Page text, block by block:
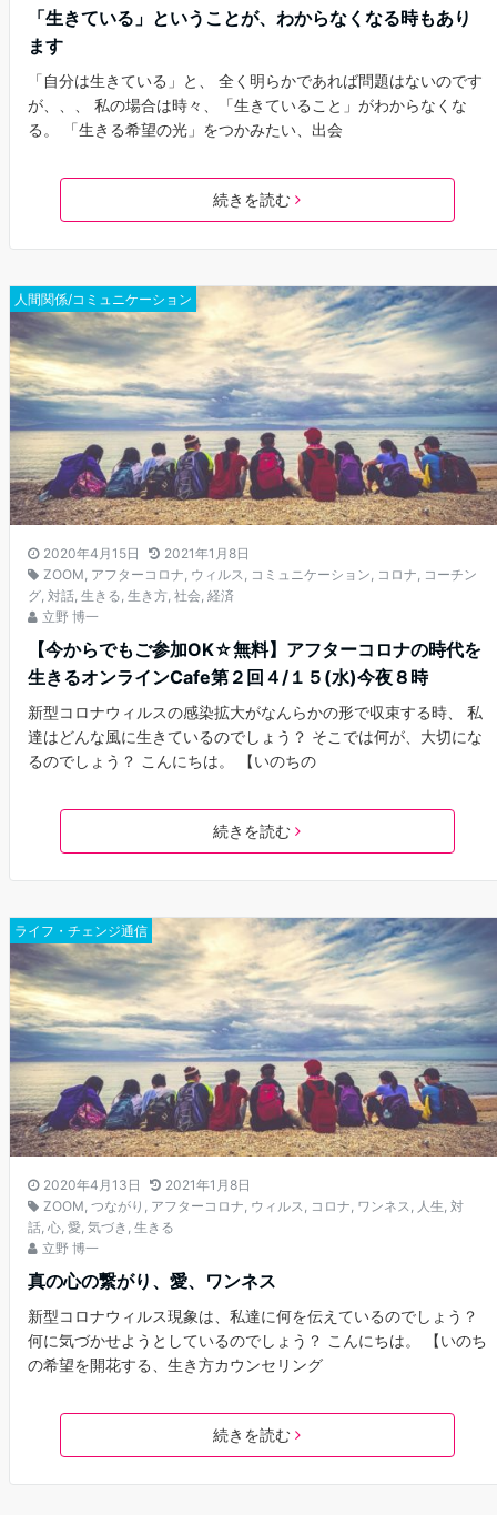
「生きている」ということが、わからなくなる時もあり
ます
「自分は生きている」と、 全く明らかであれば問題はないのです
が、、、 私の場合は時々、「生きていること」がわからなくな
る。 「生きる希望の光」をつかみたい、出会
続きを読む
人間関係/コミュニケーション
2020年4月15日
2021年1月8日
ZOOM アフターコロナ ウィルス コミュニケーション コロナ コーチン
グ 対話 生きる 生き方 社会 経済
立野 博一
【今からでもご参加OK☆無料】アフターコロナの時代を
生きるオンラインCafe第２回４/１５(水)今夜８時
新型コロナウィルスの感染拡大がなんらかの形で収束する時、 私
達はどんな風に生きているのでしょう？ そこでは何が、大切にな
るのでしょう？ こんにちは。 【いのちの
続きを読む
ライフ・チェンジ通信
2020年4月13日
2021年1月8日
ZOOM つながり アフターコロナ ウィルス コロナ ワンネス 人生 対
話 心 愛 気づき 生きる
立野 博一
真の心の繋がり、愛、ワンネス
新型コロナウィルス現象は、私達に何を伝えているのでしょう？
何に気づかせようとしているのでしょう？ こんにちは。 【いのち
の希望を開花する、生き方カウンセリング
続きを読む